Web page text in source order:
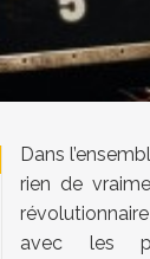
Dans
rien de
avec les